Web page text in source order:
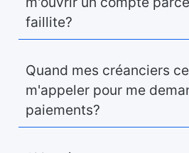
faillite?
Quand mes créanciers
m'appeler pour me
paiements?